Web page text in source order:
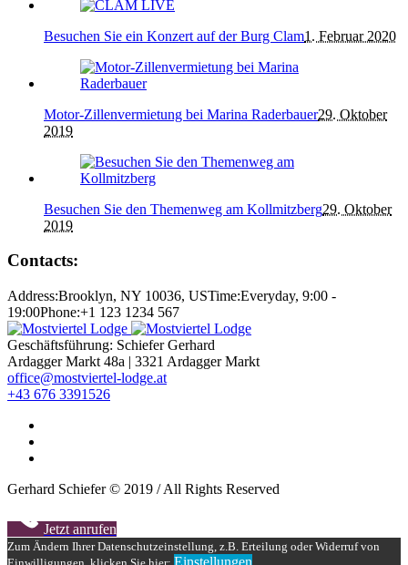
Besuchen Sie ein Konzert auf der Burg Clam1. Februar 2020
Motor-Zillenvermietung bei Marina Raderbauer29. Oktober
2019
Besuchen Sie den Themenweg am Kollmitzberg29. Oktober
2019
Contacts:
Address:Brooklyn, NY 10036, USTime:Everyday, 9:00 -
19:00Phone:+1 123 1234 567
Geschäftsführung: Schiefer Gerhard
Ardagger Markt 48a | 3321 Ardagger Markt
office@mostviertel-lodge.at
+43 676 3391526
Gerhard Schiefer © 2019 / All Rights Reserved
Jetzt anrufen
Zum Ändern Ihrer Datenschutzeinstellung, z.B. Erteilung oder Widerruf von
Einstellungen